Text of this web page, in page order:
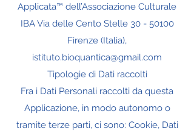
Applicata™ dell’Associazione Culturale
IBA Via delle Cento Stelle 30 - 50100
Firenze (Italia),
istituto.bioquantica@gmail.com
Tipologie di Dati raccolti
Fra i Dati Personali raccolti da questa
Applicazione, in modo autonomo o
tramite terze parti, ci sono: Cookie, Dati